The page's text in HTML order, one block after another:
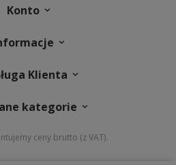
Konto
Klienta
kategorie
ceny brutto (z VAT).